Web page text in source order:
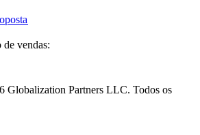
de vendas:​​
Globalization Partners LLC. Todos os